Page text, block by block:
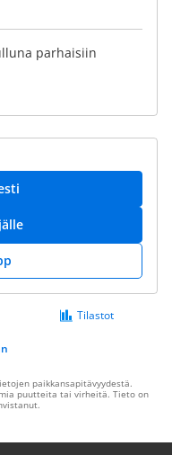
parhaisiin
Tilastot
paikkansapitävyydestä.
puutteita tai virheitä. Tieto on